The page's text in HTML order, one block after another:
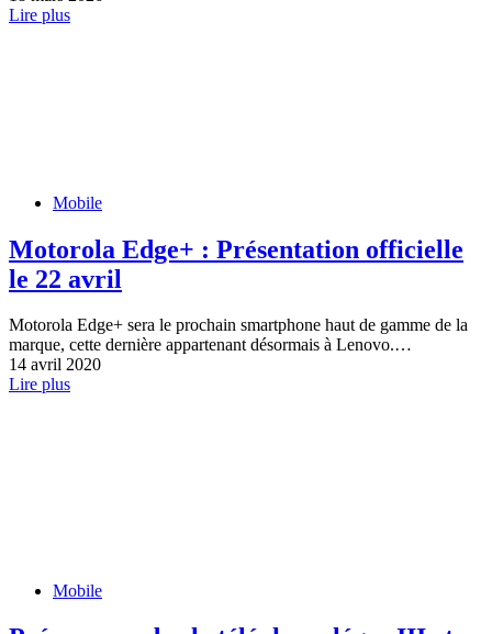
Lire plus
Mobile
Motorola Edge+ : Présentation officielle
le 22 avril
Motorola Edge+ sera le prochain smartphone haut de gamme de la
marque, cette dernière appartenant désormais à Lenovo.…
14 avril 2020
Lire plus
Mobile